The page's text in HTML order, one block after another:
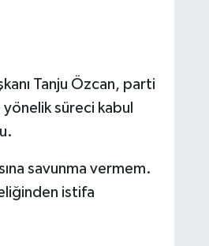
Tanju Özcan, parti
süreci kabul
savunma vermem.
istifa